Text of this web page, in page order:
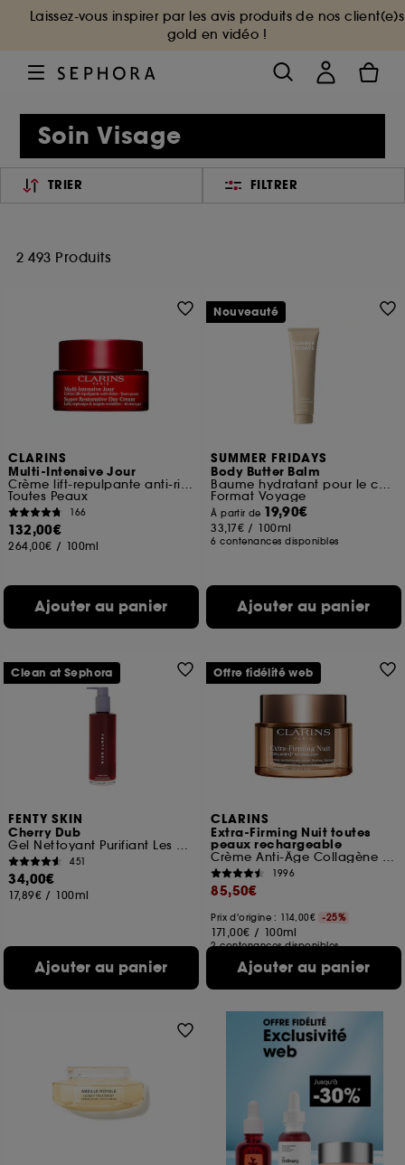
Laissez-vous inspirer par les avis produits de nos client(e)s
gold en vidéo !
Soin Visage
TRIER FILTRER
2 493 Produits
CLARINS
Multi-Intensive Jour
Crème lift-repulpante anti-rides
Toutes Peaux
166
132,00€
264,00€ / 100ml
Ajouter au panier
SUMMER FRIDAYS
Body Butter Balm
Baume hydratant pour le corps
Format Voyage
À partir de 19,90€
33,17€ / 100ml
6 contenances disponibles
Ajouter au panier
Nouveauté
FENTY SKIN
Cherry Dub
Gel Nettoyant Purifiant Les Pores
451
34,00€
17,89€ / 100ml
Ajouter au panier
Clean at Sephora
CLARINS
Extra-Firming Nuit toutes
peaux rechargeable
Crème Anti-Âge Collagène fermeté
1996
85,50€
Prix d'origine : 114,00€ -25%
171,00€ / 100ml
2 contenances disponibles
Ajouter au panier
Offre fidélité web